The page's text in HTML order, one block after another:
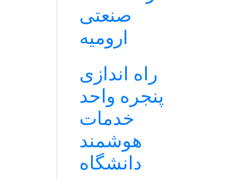
صنعتی
ارومیه
راه اندازی
پنجره واحد
خدمات
هوشمند
دانشگاه